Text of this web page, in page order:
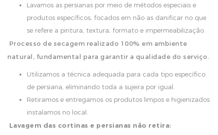
Lavamos as persianas por meio de métodos especiais e
produtos específicos, focados em não as danificar no que
se refere a pintura, textura, formato e impermeabilização.
Processo de secagem realizado 100% em ambiente
natural, fundamental para garantir a qualidade do serviço.
Utilizamos a técnica adequada para cada tipo específico
de persiana, eliminando toda a sujeira por igual.
Retiramos e entregamos os produtos limpos e higienizados
instalamos no local.
Lavagem das cortinas e persianas não retira: